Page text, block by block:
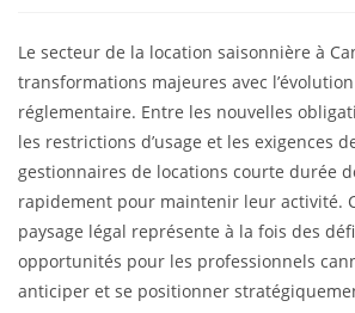
Le secteur de la location saisonnière à
transformations majeures avec
réglementaire. Entre les nouvelles
les restrictions d’usage et les exigences
gestionnaires de locations courte durée
rapidement pour maintenir leur activité.
paysage légal représente à la fois des
opportunités pour les professionnels
anticiper et se positionner